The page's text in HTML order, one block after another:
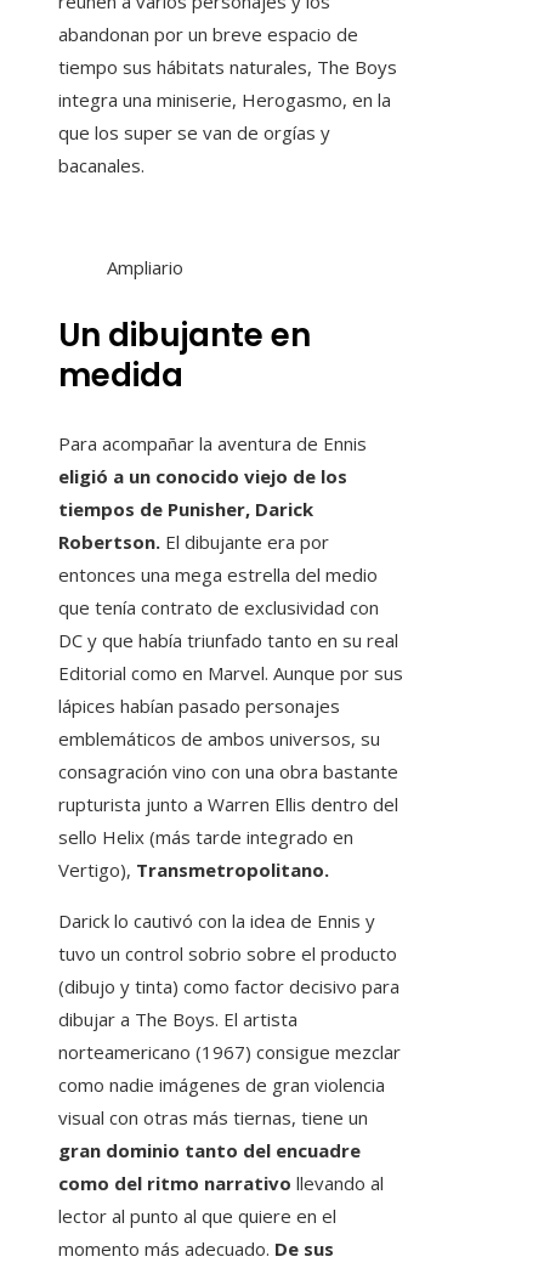
abandonan por un breve espacio de
tiempo sus hábitats naturales, The Boys
integra una miniserie, Herogasmo, en la
que los super se van de orgías y
bacanales.
Ampliario
Un dibujante en
medida
Para acompañar la aventura de Ennis
eligió a un conocido viejo de los
tiempos de Punisher, Darick
Robertson. El dibujante era por
entonces una mega estrella del medio
que tenía contrato de exclusividad con
DC y que había triunfado tanto en su real
Editorial como en Marvel. Aunque por sus
lápices habían pasado personajes
emblemáticos de ambos universos, su
consagración vino con una obra bastante
rupturista junto a Warren Ellis dentro del
sello Helix (más tarde integrado en
Vertigo), Transmetropolitano.
Darick lo cautivó con la idea de Ennis y
tuvo un control sobrio sobre el producto
(dibujo y tinta) como factor decisivo para
dibujar a The Boys. El artista
norteamericano (1967) consigue mezclar
como nadie imágenes de gran violencia
visual con otras más tiernas, tiene un
gran dominio tanto del encuadre
como del ritmo narrativo llevando al
lector al punto al que quiere en el
momento más adecuado. De sus